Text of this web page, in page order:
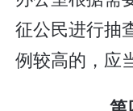
征公民进行抽
例较高的，应